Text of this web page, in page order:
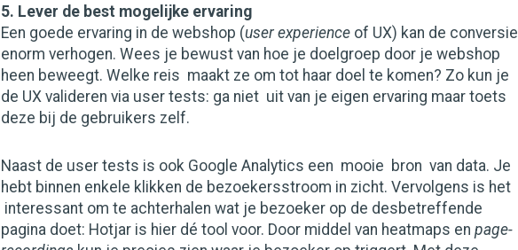
5. Lever de best mogelijke ervaring
Een goede ervaring in de webshop (user experience of UX) kan de conversie
enorm verhogen. Wees je bewust van hoe je doelgroep door je webshop
heen beweegt. Welke reis maakt ze om tot haar doel te komen? Zo kun je
de UX valideren via user tests: ga niet uit van je eigen ervaring maar toets
deze bij de gebruikers zelf.
Naast de user tests is ook Google Analytics een mooie bron van data. Je
hebt binnen enkele klikken de bezoekersstroom in zicht. Vervolgens is het
interessant om te achterhalen wat je bezoeker op de desbetreffende
pagina doet: Hotjar is hier dé tool voor. Door middel van heatmaps en page-